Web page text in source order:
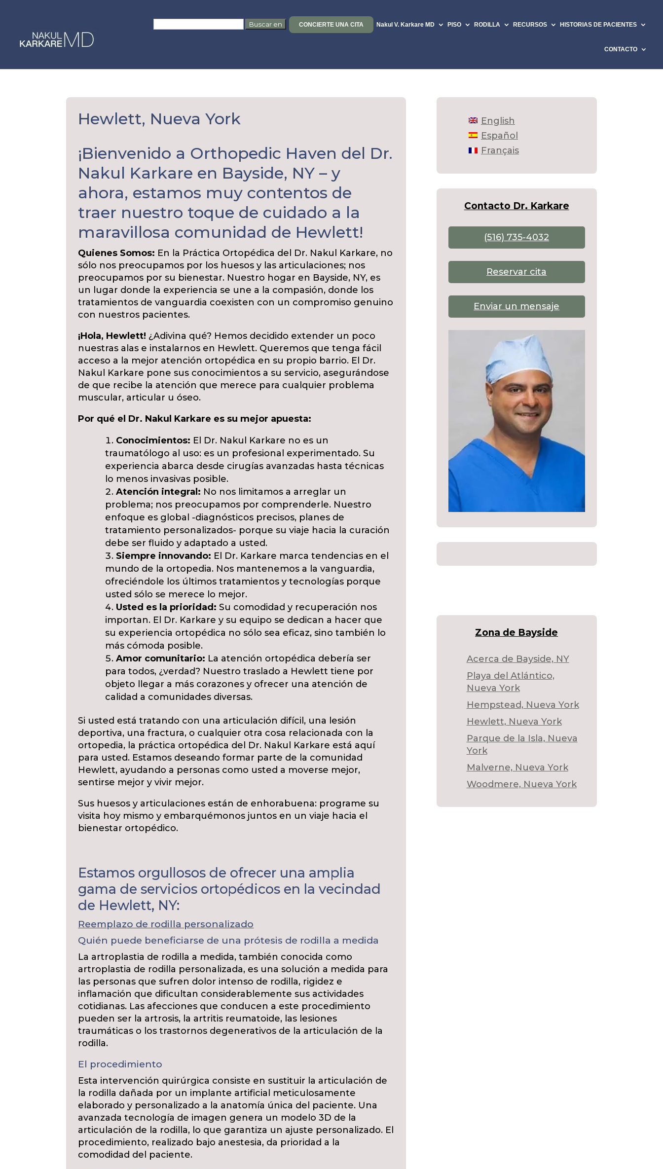
for:
CONCIERTE UNA CITA Nakul V. Karkare MD PISO RODILLA RECURSOS HISTORIAS DE PACIENTES
CONTACTO
Hewlett, Nueva York
¡Bienvenido a Orthopedic Haven del Dr.
Nakul Karkare en Bayside, NY – y
ahora, estamos muy contentos de
traer nuestro toque de cuidado a la
maravillosa comunidad de Hewlett!
Quienes Somos: En la Práctica Ortopédica del Dr. Nakul Karkare, no
sólo nos preocupamos por los huesos y las articulaciones; nos
preocupamos por su bienestar. Nuestro hogar en Bayside, NY, es
un lugar donde la experiencia se une a la compasión, donde los
tratamientos de vanguardia coexisten con un compromiso genuino
con nuestros pacientes.
¡Hola, Hewlett! ¿Adivina qué? Hemos decidido extender un poco
nuestras alas e instalarnos en Hewlett. Queremos que tenga fácil
acceso a la mejor atención ortopédica en su propio barrio. El Dr.
Nakul Karkare pone sus conocimientos a su servicio, asegurándose
de que recibe la atención que merece para cualquier problema
muscular, articular u óseo.
Por qué el Dr. Nakul Karkare es su mejor apuesta:
Conocimientos: El Dr. Nakul Karkare no es un
traumatólogo al uso: es un profesional experimentado. Su
experiencia abarca desde cirugías avanzadas hasta técnicas
lo menos invasivas posible.
Atención integral: No nos limitamos a arreglar un
problema; nos preocupamos por comprenderle. Nuestro
enfoque es global -diagnósticos precisos, planes de
tratamiento personalizados- porque su viaje hacia la curación
debe ser fluido y adaptado a usted.
Siempre innovando: El Dr. Karkare marca tendencias en el
mundo de la ortopedia. Nos mantenemos a la vanguardia,
ofreciéndole los últimos tratamientos y tecnologías porque
usted sólo se merece lo mejor.
Usted es la prioridad: Su comodidad y recuperación nos
importan. El Dr. Karkare y su equipo se dedican a hacer que
su experiencia ortopédica no sólo sea eficaz, sino también lo
más cómoda posible.
Amor comunitario: La atención ortopédica debería ser
para todos, ¿verdad? Nuestro traslado a Hewlett tiene por
objeto llegar a más corazones y ofrecer una atención de
calidad a comunidades diversas.
Si usted está tratando con una articulación difícil, una lesión
deportiva, una fractura, o cualquier otra cosa relacionada con la
ortopedia, la práctica ortopédica del Dr. Nakul Karkare está aquí
para usted. Estamos deseando formar parte de la comunidad
Hewlett, ayudando a personas como usted a moverse mejor,
sentirse mejor y vivir mejor.
Sus huesos y articulaciones están de enhorabuena: programe su
visita hoy mismo y embarquémonos juntos en un viaje hacia el
bienestar ortopédico.
Estamos orgullosos de ofrecer una amplia
gama de servicios ortopédicos en la vecindad
de Hewlett, NY:
Reemplazo de rodilla personalizado
Quién puede beneficiarse de una prótesis de rodilla a medida
La artroplastia de rodilla a medida, también conocida como
artroplastia de rodilla personalizada, es una solución a medida para
las personas que sufren dolor intenso de rodilla, rigidez e
inflamación que dificultan considerablemente sus actividades
cotidianas. Las afecciones que conducen a este procedimiento
pueden ser la artrosis, la artritis reumatoide, las lesiones
traumáticas o los trastornos degenerativos de la articulación de la
rodilla.
El procedimiento
Esta intervención quirúrgica consiste en sustituir la articulación de
la rodilla dañada por un implante artificial meticulosamente
elaborado y personalizado a la anatomía única del paciente. Una
avanzada tecnología de imagen genera un modelo 3D de la
articulación de la rodilla, lo que garantiza un ajuste personalizado. El
procedimiento, realizado bajo anestesia, da prioridad a la
comodidad del paciente.
English
Español
Français
Contacto Dr. Karkare
(516) 735-4032
Reservar cita
Enviar un mensaje
Zona de Bayside
Acerca de Bayside, NY
Playa del Atlántico,
Nueva York
Hempstead, Nueva York
Hewlett, Nueva York
Parque de la Isla, Nueva
York
Malverne, Nueva York
Woodmere, Nueva York